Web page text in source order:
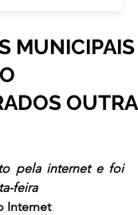
MUNICIPAIS
OUTRA
de 5 estrelas.
pela internet e foi
feira
Internet